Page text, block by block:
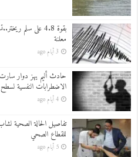
بقوة 4.8 على سلم
معلنة
3 أيام ago
حادث أليم يهز دوار
الاضطرابات النفسية
4 أيام ago
تفاصيل الحالة الصحية
للقطاع الصحي
5 أيام ago